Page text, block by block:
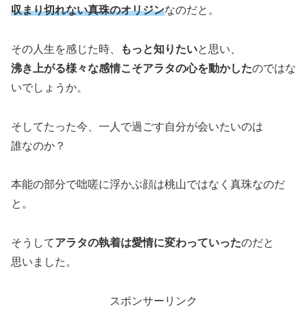
収まり切れない真珠のオリジンなのだと。
その人生を感じた時、 もっと知りたいと思い、
沸き上がる様々な感情こそアラタの心を動かしたのではな
いでしょうか。
そしてたった今、一人で過ごす自分が会いたいのは
誰なのか？
本能の部分で咄嗟に浮かぶ顔は桃山ではなく真珠なのだ
と。
そうしてアラタの執着は愛情に変わっていったのだと
思いました。
スポンサーリンク